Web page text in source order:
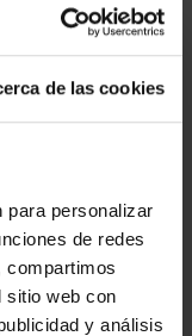
de las cookies
para personalizar
de redes
compartimos
sitio web con
y análisis